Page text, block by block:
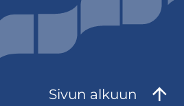
Sivun al­kuun